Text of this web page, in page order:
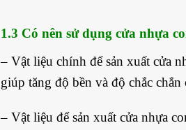
1.3 Có nên sử dụng cửa nhựa
– Vật liệu chính để sản xuất cửa
giúp tăng độ bền và độ chắc
– Vật liệu để sản xuất cửa nhựa